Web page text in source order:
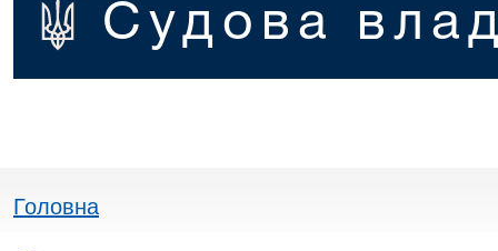
Судова
Головна